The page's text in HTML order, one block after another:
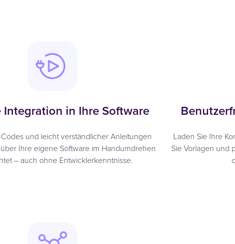
Integration in Ihre Software
und leicht verständlicher Anleitungen
Ihre eigene Software im Handumdrehen
– auch ohne Entwicklerkenntnisse.
Laden Sie Ihre
Sie Vorlagen und